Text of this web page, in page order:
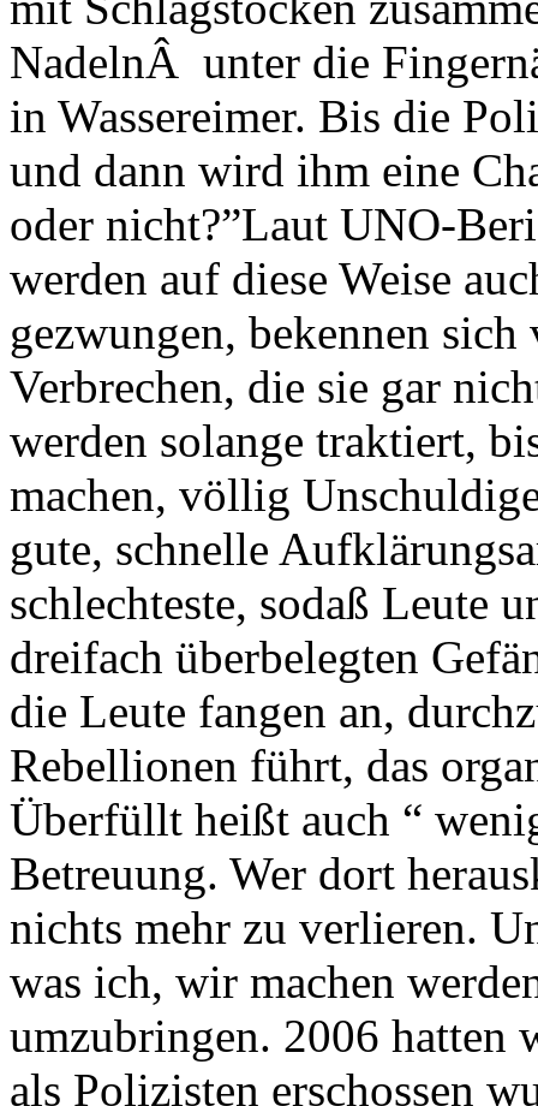
NadelnÂ unter die
in Wassereimer. Bis die
und dann wird ihm eine
oder nicht?”Laut UNO-
werden auf diese Weise
gezwungen, bekennen
Verbrechen, die sie gar
werden solange traktiert,
machen, völlig
gute, schnelle
schlechteste, sodaß Leute
dreifach überbelegten
die Leute fangen an,
Rebellionen führt, das
Überfüllt heißt auch “
Betreuung. Wer dort
nichts mehr zu verlieren.
was ich, wir machen
umzubringen. 2006 hatten
als Polizisten erschossen